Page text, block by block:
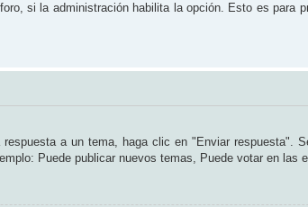
si la administración habilita la opción. Esto es para
a un tema, haga clic en "Enviar respuesta".
Puede publicar nuevos temas, Puede votar en las